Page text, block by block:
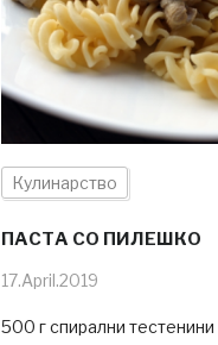
Кулинарство
ПАСТА СО ПИЛЕШКО
17.April.2019
500 г спирални тестенини